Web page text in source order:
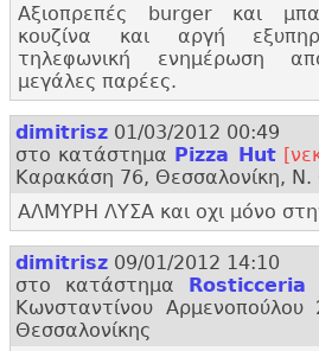
Αξιοπρεπές burger και
κουζίνα και αργή
τηλεφωνική ενημέρωση
μεγάλες παρέες.
dimitrisz 01/03/2012 00:49
στο κατάστημα Pizza Hut
Καρακάση 76, Θεσσαλονίκη, Ν.
ΑΛΜΥΡΗ ΛΥΣΑ και οχι μόνο
dimitrisz 09/01/2012 14:10
στο κατάστημα Rosticceria
Κωνσταντίνου
Θεσσαλονίκης